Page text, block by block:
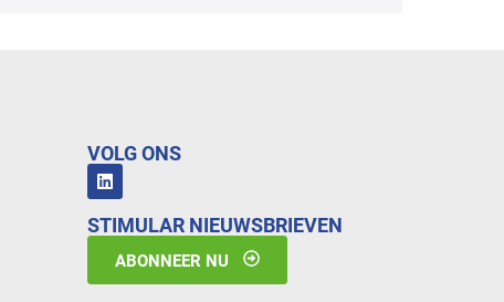
VOLG ONS
STIMULAR NIEUWSBRIEVEN
ABONNEER NU